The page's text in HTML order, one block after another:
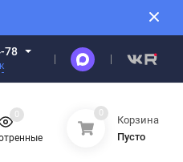
78
0 0
Корзина
Пусто